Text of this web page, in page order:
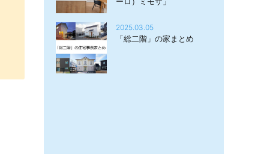
2025.03.05
「総二階」の家まとめ